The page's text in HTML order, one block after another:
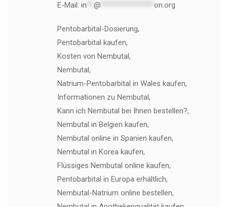
E-Mail: in @ on.org
Pentobarbital-Dosierung,
Pentobarbital kaufen,
Kosten von Nembutal,
Nembutal,
Natrium-Pentobarbital in Wales kaufen,
Informationen zu Nembutal,
Kann ich Nembutal bei Ihnen bestellen?,
Nembutal in Belgien kaufen,
Nembutal online in Spanien kaufen,
Nembutal in Korea kaufen,
Flüssiges Nembutal online kaufen,
Pentobarbital in Europa erhältlich,
Nembutal-Natrium online bestellen,